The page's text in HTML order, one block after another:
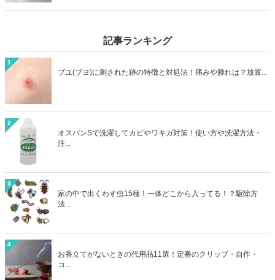
にならず処分することができますよ。
記事ランキング
1
ブユ(ブヨ)に刺された跡の特徴と対処法！痛みや腫れは？放置...
2
オスバンSで洗濯してカビやワキガ対策！使い方や洗濯方法・
注...
3
家の中で出くわす虫15種！一体どこから入ってる！？駆除方
法...
4
お香立てがないときの代用品11選！定番のクリップ・自作・
コ...